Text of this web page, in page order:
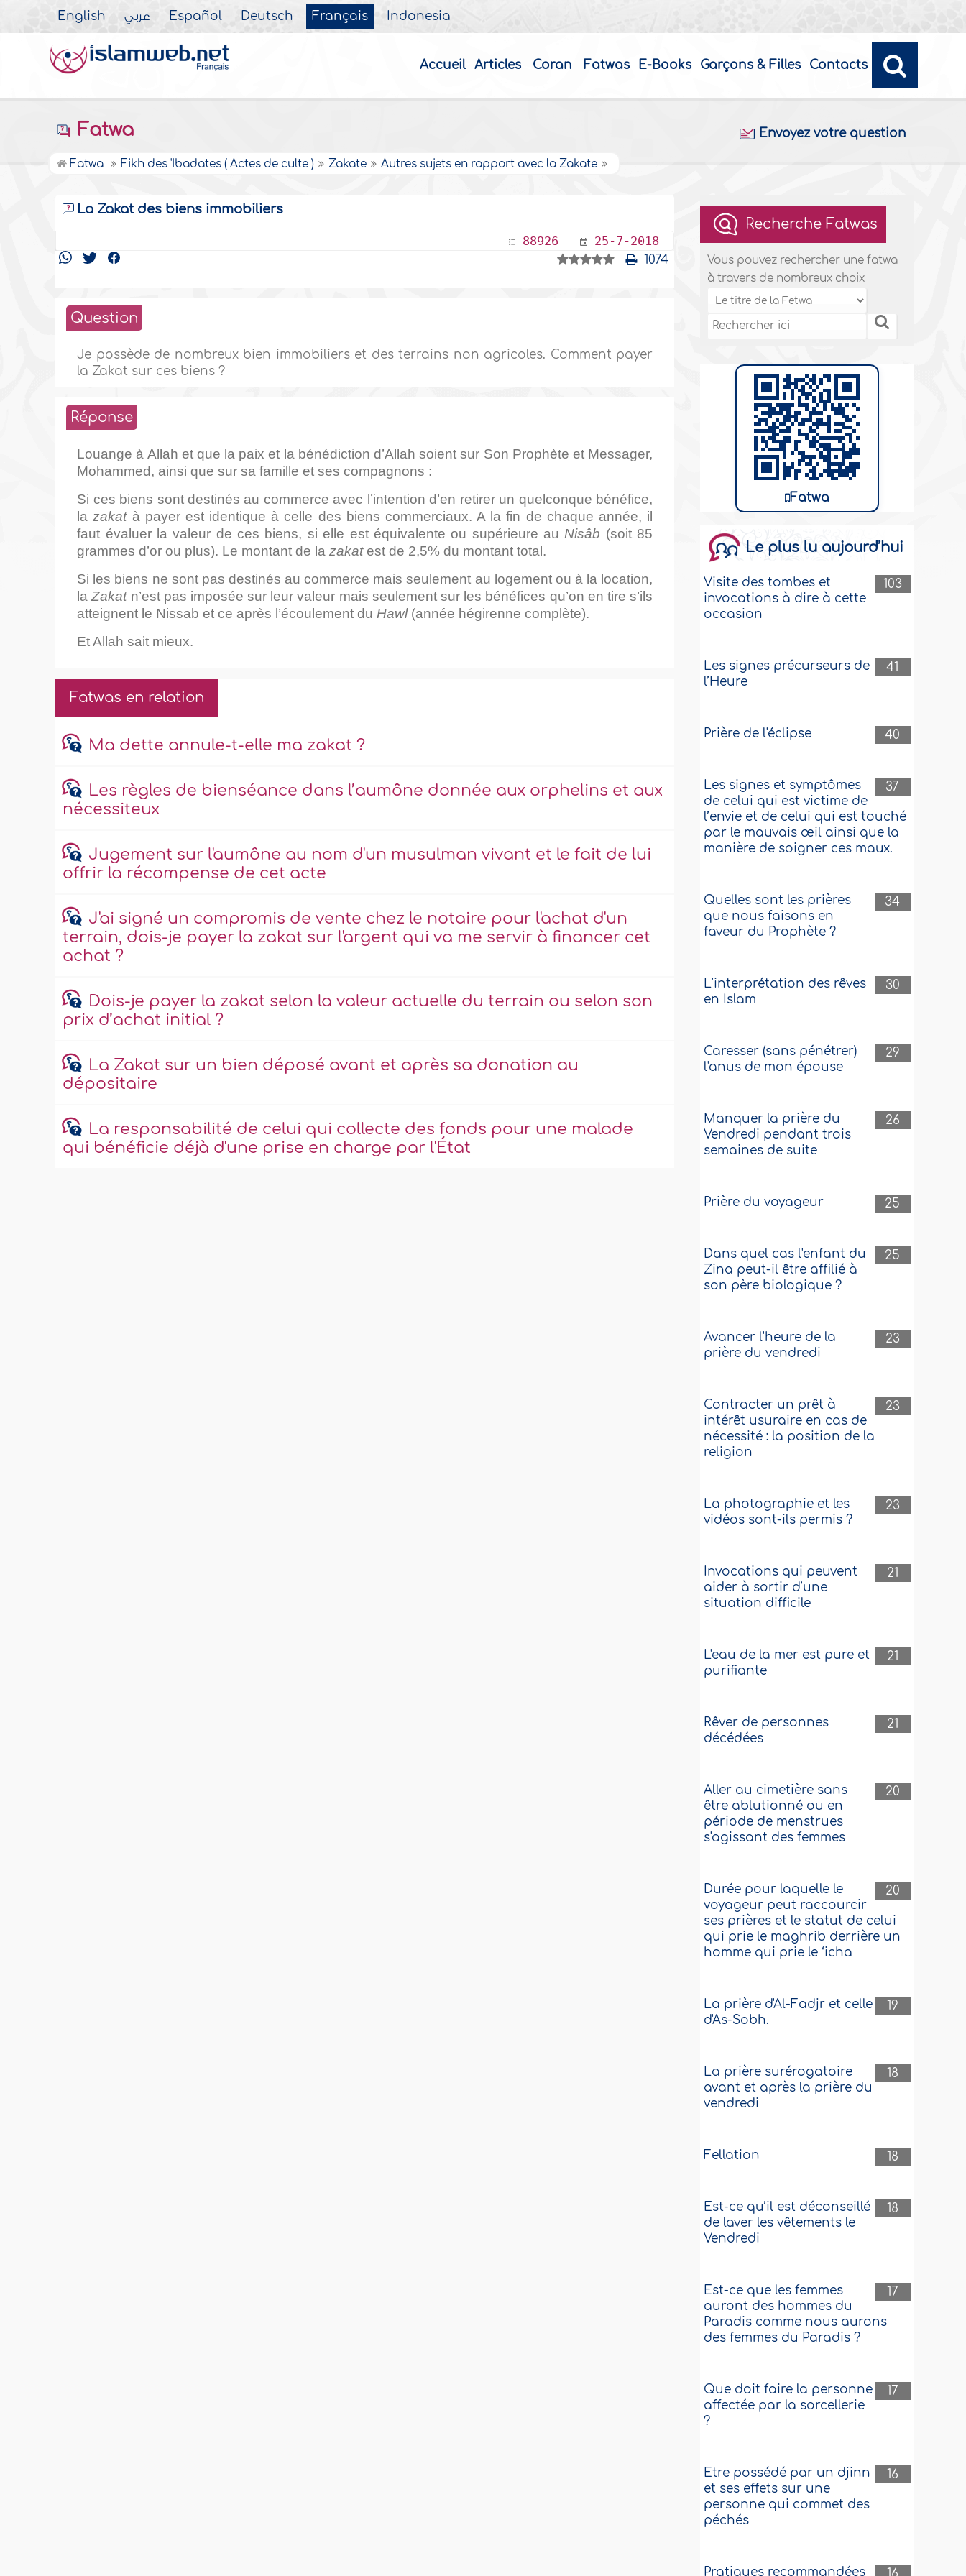
English عربي Español Deutsch Français Indonesia
Accueil Articles Coran Fatwas E-Books Garçons & Filles Contacts
Fatwa Envoyez votre question
Fatwa Fikh des 'Ibadates ( Actes de culte ) Zakate Autres sujets en rapport avec la Zakate
La Zakat des biens immobiliers
88926 25-7-2018
1074
Question
Je possède de nombreux bien immobiliers et des terrains non agricoles. Comment payer
la Zakat sur ces biens ?
Réponse
Louange à Allah et que la paix et la bénédiction d’Allah soient sur Son Prophète et Messager,
Mohammed, ainsi que sur sa famille et ses compagnons :
Si ces biens sont destinés au commerce avec l’intention d’en retirer un quelconque bénéfice,
lazakatà payer est identique à celle des biens commerciaux. A la fin de chaque année, il
faut évaluer la valeur de ces biens, si elle est équivalente ou supérieure au Nisâb (soit 85
grammes d’or ou plus). Le montant de lazakatest de 2,5% du montant total.
Si les biens ne sont pas destinés au commerce mais seulement au logement ou à la location,
laZakatn’est pas imposée sur leur valeur mais seulement sur les bénéfices qu’on en tire s’ils
atteignent le Nissab et ce après l’écoulement du Hawl (année hégirenne complète).
Et Allah sait mieux.
Fatwas en relation
Ma dette annule-t-elle ma zakat ?
Les règles de bienséance dans l’aumône donnée aux orphelins et aux
nécessiteux
Jugement sur l'aumône au nom d'un musulman vivant et le fait de lui
offrir la récompense de cet acte
J'ai signé un compromis de vente chez le notaire pour l'achat d'un
terrain, dois-je payer la zakat sur l'argent qui va me servir à financer cet
achat ?
Dois-je payer la zakat selon la valeur actuelle du terrain ou selon son
prix d’achat initial ?
La Zakat sur un bien déposé avant et après sa donation au
dépositaire
La responsabilité de celui qui collecte des fonds pour une malade
qui bénéficie déjà d'une prise en charge par l'État
Recherche Fatwas
Vous pouvez rechercher une fatwa
à travers de nombreux choix
Fatwa
Le plus lu aujourd’hui
103
Visite des tombes et
invocations à dire à cette
occasion
41
Les signes précurseurs de
l’Heure
40
Prière de l'éclipse
37
Les signes et symptômes
de celui qui est victime de
l’envie et de celui qui est touché
par le mauvais œil ainsi que la
manière de soigner ces maux.
34
Quelles sont les prières
que nous faisons en
faveur du Prophète ?
30
L’interprétation des rêves
en Islam
29
Caresser (sans pénétrer)
l'anus de mon épouse
26
Manquer la prière du
Vendredi pendant trois
semaines de suite
25
Prière du voyageur
25
Dans quel cas l'enfant du
Zina peut-il être affilié à
son père biologique ?
23
Avancer l'heure de la
prière du vendredi
23
Contracter un prêt à
intérêt usuraire en cas de
nécessité : la position de la
religion
23
La photographie et les
vidéos sont-ils permis ?
21
Invocations qui peuvent
aider à sortir d’une
situation difficile
21
L'eau de la mer est pure et
purifiante
21
Rêver de personnes
décédées
20
Aller au cimetière sans
être ablutionné ou en
période de menstrues
s'agissant des femmes
20
Durée pour laquelle le
voyageur peut raccourcir
ses prières et le statut de celui
qui prie le maghrib derrière un
homme qui prie le ‘icha
19
La prière d'Al-Fadjr et celle
d'As-Sobh.
18
La prière surérogatoire
avant et après la prière du
vendredi
18
Fellation
18
Est-ce qu’il est déconseillé
de laver les vêtements le
Vendredi
17
Est-ce que les femmes
auront des hommes du
Paradis comme nous aurons
des femmes du Paradis ?
17
Que doit faire la personne
affectée par la sorcellerie
?
16
Etre possédé par un djinn
et ses effets sur une
personne qui commet des
péchés
Pratiques recommandées